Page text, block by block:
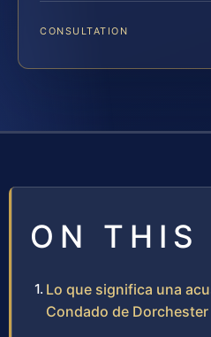
CONSULTATION
ON THIS
Lo que significa una
Condado de Dorchester